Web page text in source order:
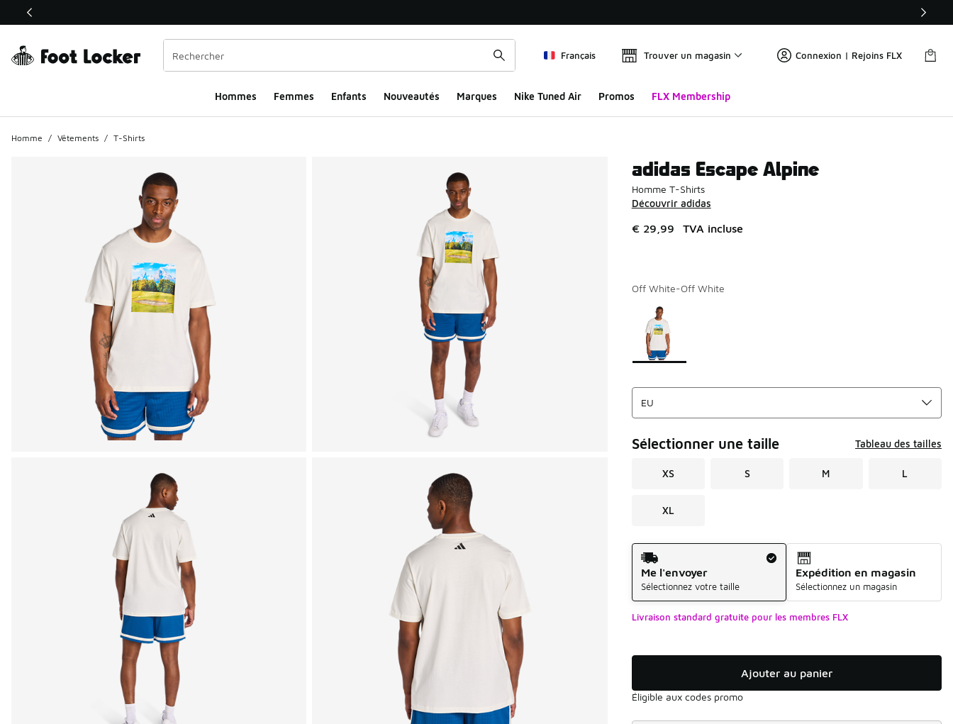
Ce lien ouvrira une nouvelle fenêtre
Français Trouver un magasin Connexion | Rejoins FLX
Hommes​ Femmes Enfants Nouveautés Marques Nike Tuned Air Promos FLX Membership
Homme / Vêtements / T-Shirts
adidas Escape Alpine
Homme T-Shirts
Découvrir adidas
€ 29,99 TVA incluse
Off White-Off White
Page 1 sur 1 affichant 1 à 1 des 1 couleurs.
Merci de sélectionner un style
Sélectionner une taille Tableau des tailles
XS S M L
XL
Mode d'expédition
Me l'envoyer
Sélectionnez votre taille
Expédition en magasin
Sélectionnez un magasin
Livraison standard gratuite pour les membres FLX
Ajouter au panier
Éligible aux codes promo